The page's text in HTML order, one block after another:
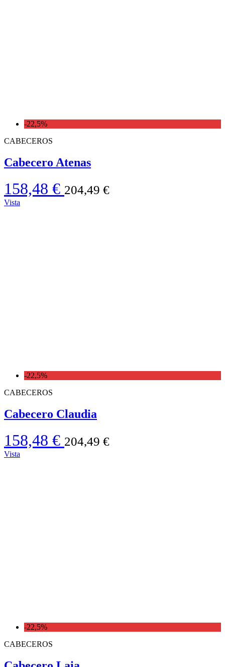
-22,5%
CABECEROS
Cabecero Atenas
158,48 € 204,49 €
Vista
-22,5%
CABECEROS
Cabecero Claudia
158,48 € 204,49 €
Vista
-22,5%
CABECEROS